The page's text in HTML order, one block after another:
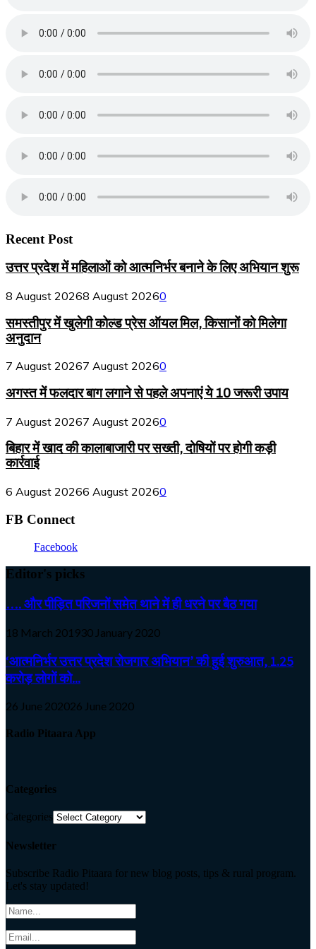
Recent Post
उत्तर प्रदेश में महिलाओं को आत्मनिर्भर बनाने के लिए अभियान शुरू
8 August 20268 August 20260
समस्तीपुर में खुलेगी कोल्ड प्रेस ऑयल मिल, किसानों को मिलेगा
अनुदान
7 August 20267 August 20260
अगस्त में फलदार बाग लगाने से पहले अपनाएं ये 10 जरूरी उपाय
7 August 20267 August 20260
बिहार में खाद की कालाबाजारी पर सख्ती, दोषियों पर होगी कड़ी
कार्रवाई
6 August 20266 August 20260
FB Connect
Facebook
Editor's picks
…. और पीड़ित परिजनों समेत थाने में ही धरने पर बैठ गया
18 March 201930 January 2020
‘आत्मनिर्भर उत्तर प्रदेश रोजगार अभियान’ की हुई शुरुआत, 1.25
करोड़ लोगों को...
26 June 202026 June 2020
Radio Pitaara App
Categories
Categories
Newsletter
Subscribe Radio Pitaara for new blog posts, tips & rural program.
Let's stay updated!